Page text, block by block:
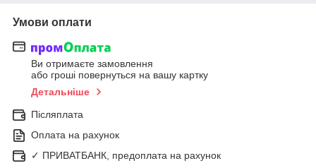
Умови оплати
Ви отримаєте замовлення
або гроші повернуться на вашу картку
Детальніше
Післяплата
Оплата на рахунок
✓ ПРИВАТБАНК, предоплата на рахунок